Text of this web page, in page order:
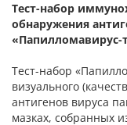
Тест-набор
обнаружения
«Папилломавирус-
Тест-набор
визуального
антигенов вируса
мазках, собранных